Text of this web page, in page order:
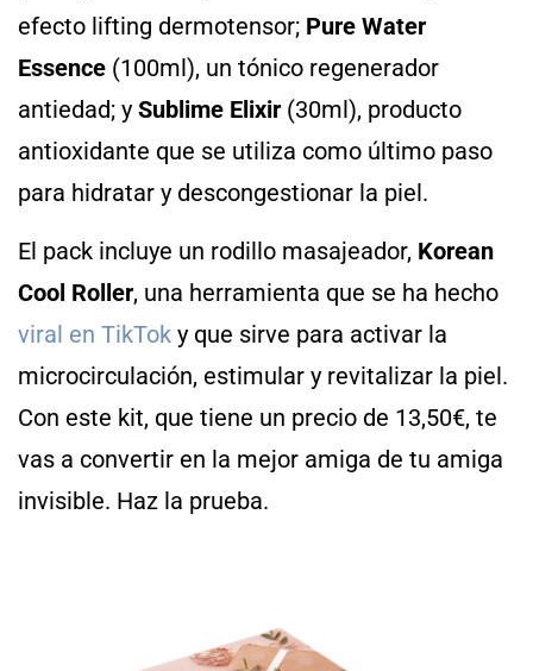
efecto lifting dermotensor; Pure Water
Essence (100ml), un tónico regenerador
antiedad; y Sublime Elixir (30ml), producto
antioxidante que se utiliza como último paso
para hidratar y descongestionar la piel.
El pack incluye un rodillo masajeador, Korean
Cool Roller, una herramienta que se ha hecho
viral en TikTok y que sirve para activar la
microcirculación, estimular y revitalizar la piel.
Con este kit, que tiene un precio de 13,50€, te
vas a convertir en la mejor amiga de tu amiga
invisible. Haz la prueba.